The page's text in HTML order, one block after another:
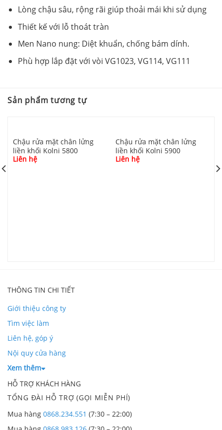
Lòng chậu sâu, rộng rãi giúp thoải mái khi sử dụng
Thiết kế với lỗ thoát tràn
Men Nano nung: Diệt khuẩn, chống bám dính.
Phù hợp lắp đặt với vòi VG1023, VG114, VG111
Sản phẩm tương tự
Chậu rửa mặt chân lửng
liền khối Kolni 5800
Liên hệ
Chậu rửa mặt chân lửng
liền khối Kolni 5900
Liên hệ
THÔNG TIN CHI TIẾT
Giới thiệu công ty
Tìm việc làm
Liên hệ, góp ý
Nội quy cửa hàng
Xem thêm
HỖ TRỢ KHÁCH HÀNG
TỔNG ĐÀI HỖ TRỢ (GỌI MIỄN PHÍ)
Mua hàng 0868.234.551 (7:30 – 22:00)